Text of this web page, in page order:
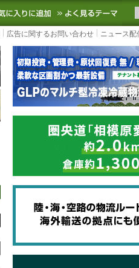
新の物流ニュースをお届け
お気に入りに追加
広告に関するお問い合わせ ニュース配